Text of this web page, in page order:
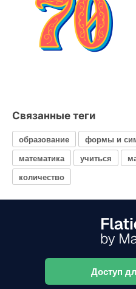
Связанные теги
образование формы и
математика
учиться
количество
Доступ